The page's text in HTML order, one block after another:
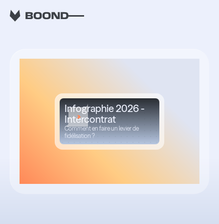
RETOUR
Infographie 2026 -
Intercontrat
Comment en faire un levier de
fidélisation ?